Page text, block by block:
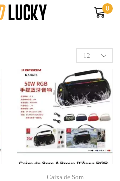
0
Caixa de Som